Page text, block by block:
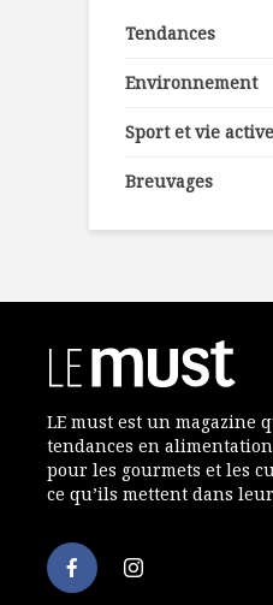
Tendances
Environnement
Sport et vie active
Breuvages
LE must est un magazine
tendances en
pour les gourmets et les
ce qu’ils mettent dans